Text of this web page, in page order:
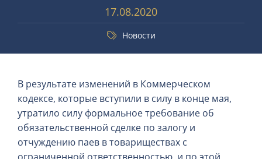
17.08.2020
Новости
В результате изменений в Коммерческом
кодексе, которые вступили в силу в конце мая,
утратило силу формальное требование об
обязательственной сделке по залогу и
отчуждению паев в товариществах с